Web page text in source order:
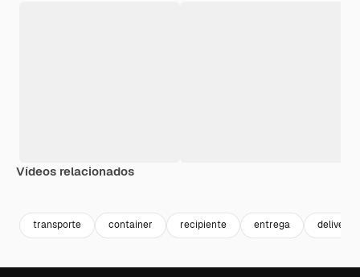
Vídeos relacionados
transporte container recipiente entrega delivery